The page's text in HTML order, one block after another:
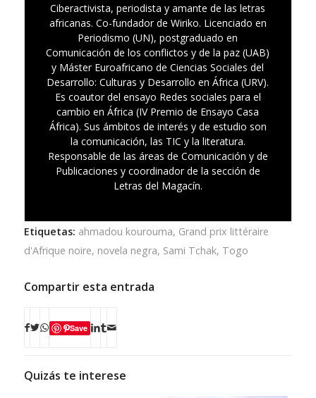
Ciberactivista, periodista y amante de las letras
africanas. Co-fundador de Wiriko. Licenciado en
Periodismo (UN), postgraduado en
Comunicación de los conflictos y de la paz (UAB)
y Máster Euroafricano de Ciencias Sociales del
Desarrollo: Culturas y Desarrollo en África (URV).
Es coautor del ensayo Redes sociales para el
cambio en África (IV Premio de Ensayo Casa
África). Sus ámbitos de interés y de estudio son
la comunicación, las TIC y la literatura.
Responsable de las áreas de Comunicación y de
Publicaciones y coordinador de la sección de
Letras del Magacín.
Etiquetas: ahmadou kourouma, Grand prix littéraire
d'Afrique noire, novela negra, Sami Tchak, Togo
Compartir esta entrada
Save
Quizás te interese